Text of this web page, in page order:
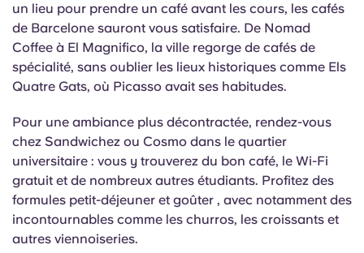
un lieu pour prendre un café avant les cours, les cafés
de Barcelone sauront vous satisfaire. De Nomad
Coffee à El Magnifico, la ville regorge de cafés de
spécialité, sans oublier les lieux historiques comme Els
Quatre Gats, où Picasso avait ses habitudes.
Pour une ambiance plus décontractée, rendez-vous
chez Sandwichez ou Cosmo dans le quartier
universitaire : vous y trouverez du bon café, le Wi-Fi
gratuit et de nombreux autres étudiants. Profitez des
formules petit-déjeuner et goûter , avec notamment des
incontournables comme les churros, les croissants et
autres viennoiseries.